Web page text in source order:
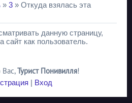
» 3 » Откуда взялась эта
данную страницу,
сайт как пользователь.
Вас,Турист Понивилля!
| Вход